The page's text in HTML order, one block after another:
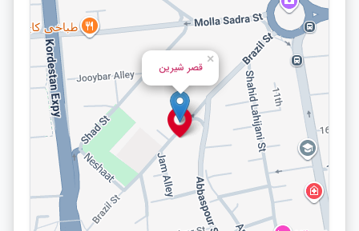
قصر شیرین
×